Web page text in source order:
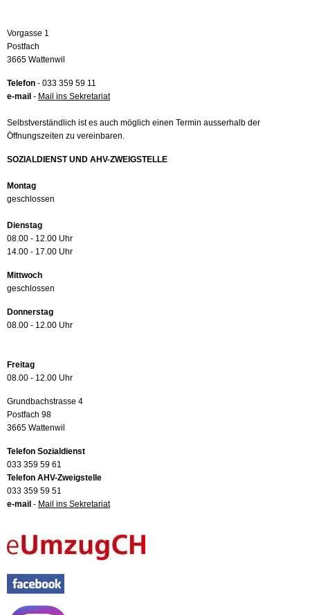
Vorgasse 1
Postfach
3665 Wattenwil
Telefon - 033 359 59 11
e-mail - Mail ins Sekretariat
Selbstverständlich ist es auch möglich einen Termin ausserhalb der
Öffnungszeiten zu vereinbaren.
SOZIALDIENST UND AHV-ZWEIGSTELLE
Montag
geschlossen
Dienstag
08.00 - 12.00 Uhr
14.00 - 17.00 Uhr
Mittwoch
geschlossen
Donnerstag
08.00 - 12.00 Uhr
Freitag
08.00 - 12.00 Uhr
Grundbachstrasse 4
Postfach 98
3665 Wattenwil
Telefon Sozialdienst
033 359 59 61
Telefon AHV-Zweigstelle
033 359 59 51
e-mail - Mail ins Sekretariat